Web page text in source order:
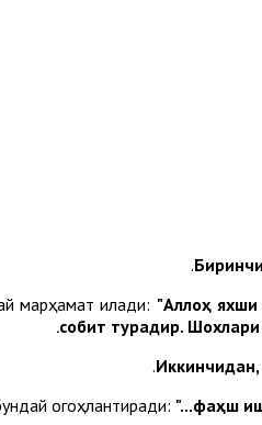
марҳамат қилади: "Аллоҳ
собит турадир.
Иккинчидан,
огоҳлантиради: "...фаҳш